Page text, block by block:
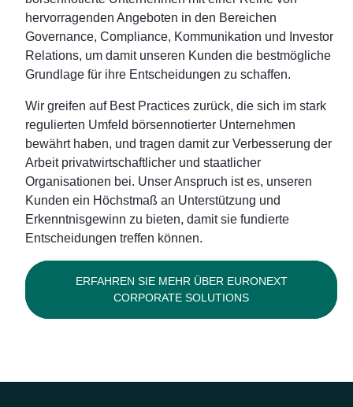
hervorragenden Angeboten in den Bereichen
Governance, Compliance, Kommunikation und Investor
Relations, um damit unseren Kunden die bestmögliche
Grundlage für ihre Entscheidungen zu schaffen.
Wir greifen auf Best Practices zurück, die sich im stark
regulierten Umfeld börsennotierter Unternehmen
bewährt haben, und tragen damit zur Verbesserung der
Arbeit privatwirtschaftlicher und staatlicher
Organisationen bei. Unser Anspruch ist es, unseren
Kunden ein Höchstmaß an Unterstützung und
Erkenntnisgewinn zu bieten, damit sie fundierte
Entscheidungen treffen können.
ERFAHREN SIE MEHR ÜBER EURONEXT
CORPORATE SOLUTIONS